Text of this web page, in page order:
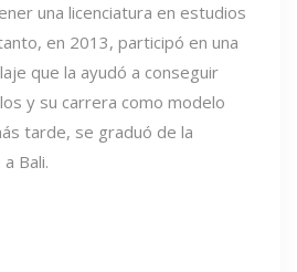
una licenciatura en estudios
en 2013, participó en una
que la ayudó a conseguir
y su carrera como modelo
tarde, se graduó de la
Bali.